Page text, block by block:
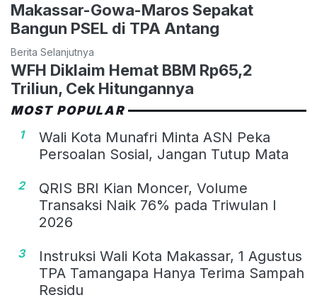
Makassar-Gowa-Maros Sepakat
Bangun PSEL di TPA Antang
Berita Selanjutnya
WFH Diklaim Hemat BBM Rp65,2
Triliun, Cek Hitungannya
MOST POPULAR
1
Wali Kota Munafri Minta ASN Peka
Persoalan Sosial, Jangan Tutup Mata
2
QRIS BRI Kian Moncer, Volume
Transaksi Naik 76% pada Triwulan I
2026
3
Instruksi Wali Kota Makassar, 1 Agustus
TPA Tamangapa Hanya Terima Sampah
Residu